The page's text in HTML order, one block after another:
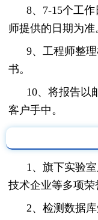
8、7-15个工
师提供的日期为准
9、工程师整
书。
10、将报告以
客户手中。
1、旗下实验
技术企业等多项荣
2、检测数据